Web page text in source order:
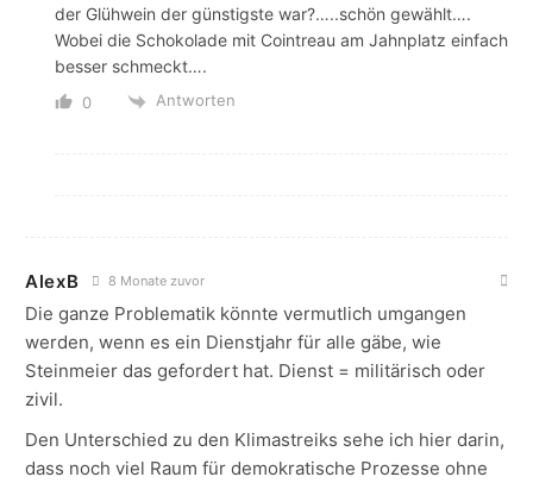
der Glühwein der günstigste war?…..schön gewählt….
Wobei die Schokolade mit Cointreau am Jahnplatz einfach
besser schmeckt….
0 Antworten
AlexB 8 Monate zuvor
Die ganze Problematik könnte vermutlich umgangen
werden, wenn es ein Dienstjahr für alle gäbe, wie
Steinmeier das gefordert hat. Dienst = militärisch oder
zivil.
Den Unterschied zu den Klimastreiks sehe ich hier darin,
dass noch viel Raum für demokratische Prozesse ohne